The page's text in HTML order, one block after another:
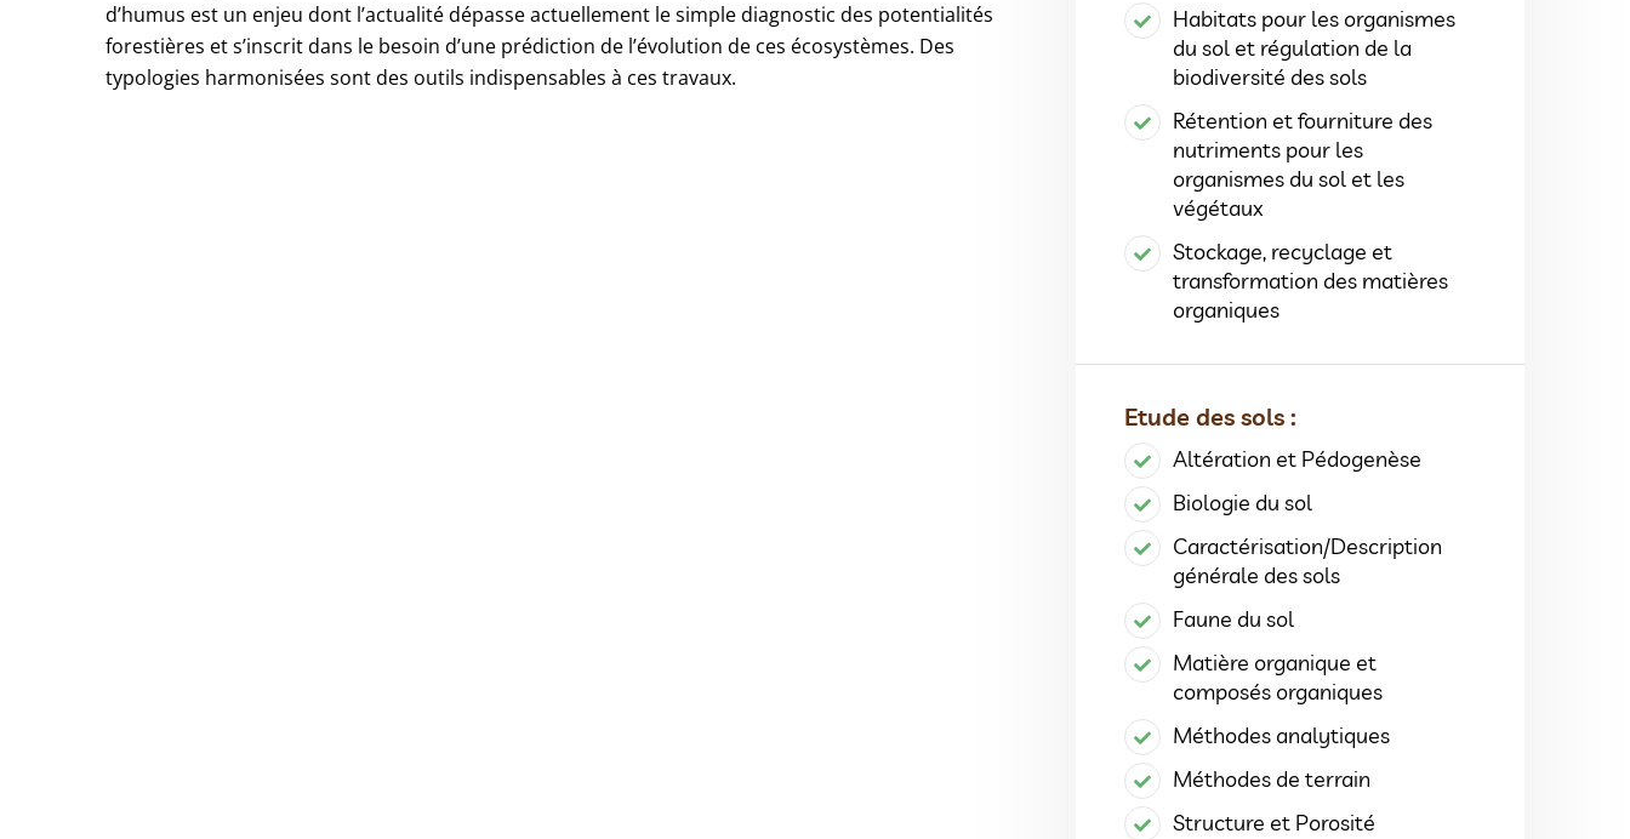
d’humus est un enjeu dont l’actualité dépasse actuellement le simple diagnostic des potentialités
forestières et s’inscrit dans le besoin d’une prédiction de l’évolution de ces écosystèmes. Des
typologies harmonisées sont des outils indispensables à ces travaux.
Habitats pour les organismes
du sol et régulation de la
biodiversité des sols
Rétention et fourniture des
nutriments pour les
organismes du sol et les
végétaux
Stockage, recyclage et
transformation des matières
organiques
Etude des sols :
Altération et Pédogenèse
Biologie du sol
Caractérisation/Description
générale des sols
Faune du sol
Matière organique et
composés organiques
Méthodes analytiques
Méthodes de terrain
Structure et Porosité